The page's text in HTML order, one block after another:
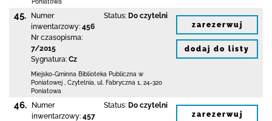
Poniatowa
45.
Numer
inwentarzowy: 456
Nr czasopisma:
7/2015
Sygnatura: Cz
Status: Do czytelni
Miejsko-Gminna Biblioteka Publiczna w
Poniatowej
Czytelnia, ul. Fabryczna 1
24-320
Poniatowa
zarezerwuj
dodaj do listy
46.
Numer
inwentarzowy: 457
Status: Do czytelni
zarezerwuj